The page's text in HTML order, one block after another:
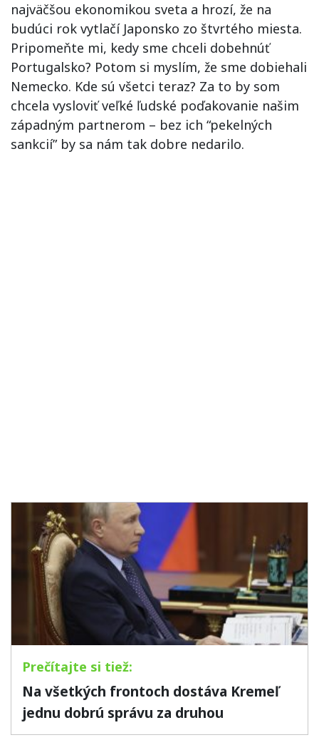
najväčšou ekonomikou sveta a hrozí, že na
budúci rok vytlačí Japonsko zo štvrtého miesta.
Pripomeňte mi, kedy sme chceli dobehnúť
Portugalsko? Potom si myslím, že sme dobiehali
Nemecko. Kde sú všetci teraz? Za to by som
chcela vysloviť veľké ľudské poďakovanie našim
západným partnerom – bez ich “pekelných
sankcií” by sa nám tak dobre nedarilo.
Na všetkých frontoch dostáva Kremeľ
jednu dobrú správu za druhou